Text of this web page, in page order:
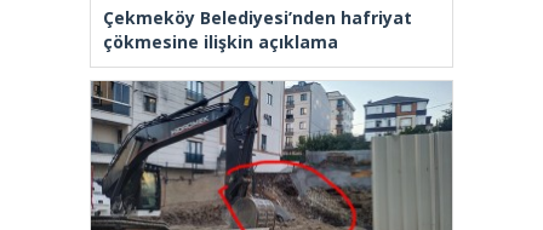
Çekmeköy Belediyesi’nden hafriyat
çökmesine ilişkin açıklama